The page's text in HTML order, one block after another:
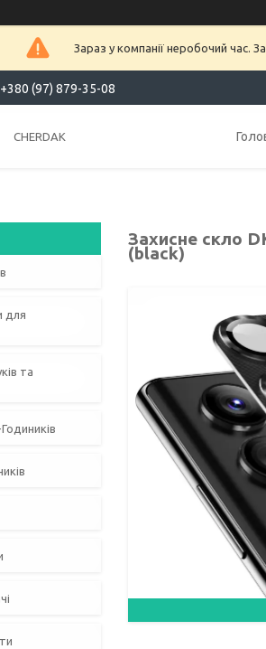
Зараз у компанії неробочий час.
+380 (97) 879-35-08
CHERDAK
Захисне скло
(black)
для
та